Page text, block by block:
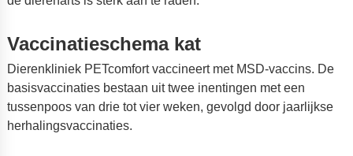
Vaccinatieschema kat
Dierenkliniek PETcomfort vaccineert met MSD-vaccins. De
basisvaccinaties bestaan uit twee inentingen met een
tussenpoos van drie tot vier weken, gevolgd door jaarlijkse
herhalingsvaccinaties.